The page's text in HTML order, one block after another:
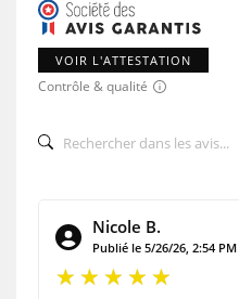
VOIR L'ATTESTATION
Contrôle & qualité
Nicole B.
Publié le 5/26/26, 2:54 PM